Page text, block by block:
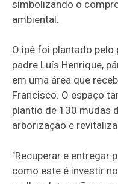
simbolizando o
ambiental.
O ipê foi plantado
padre Luís Henrique,
em uma área que
Francisco. O espaço
plantio de 130 mudas
arborização e
"Recuperar e entregar
como este é investir